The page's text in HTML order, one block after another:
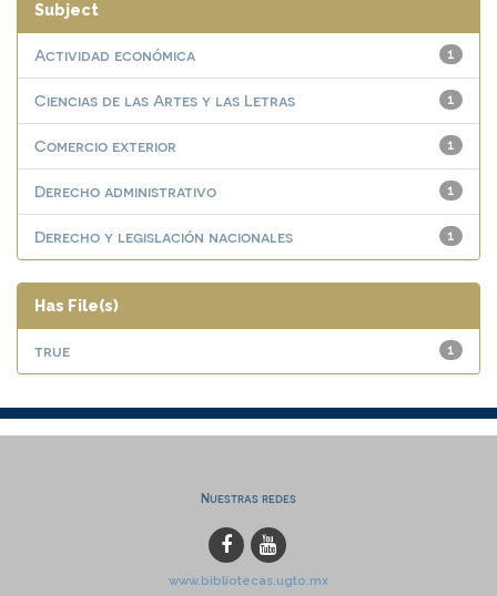
Subject
1
Actividad económica
1
Ciencias de las Artes y las Letras
1
Comercio exterior
1
Derecho administrativo
1
Derecho y legislación nacionales
Has File(s)
1
true
Nuestras redes
www.bibliotecas.ugto.mx